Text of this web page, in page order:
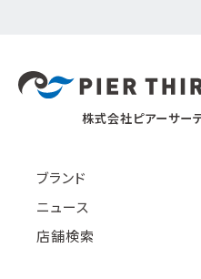
株式会社ピアーサー
ブランド
ニュース
店舗検索